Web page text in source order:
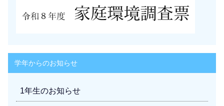
学年からのお知らせ
1年生のお知らせ